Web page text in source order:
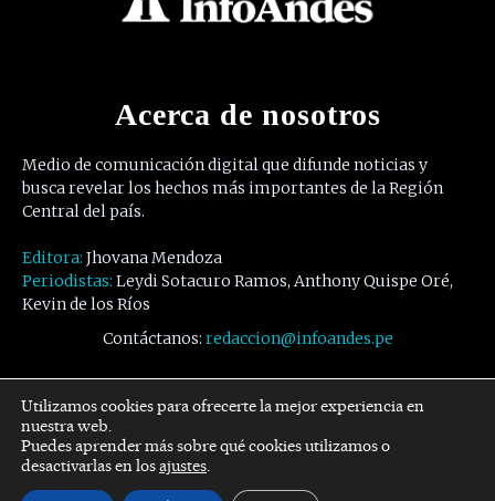
Acerca de nosotros
Medio de comunicación digital que difunde noticias y
busca revelar los hechos más importantes de la Región
Central del país.
Editora: Jhovana Mendoza
Periodistas: Leydi Sotacuro Ramos, Anthony Quispe Oré,
Kevin de los Ríos
Contáctanos: redaccion@infoandes.pe
Síguenos
Facebook Twitter Youtube
Utilizamos cookies para ofrecerte la mejor experiencia en
nuestra web.
Puedes aprender más sobre qué cookies utilizamos o
desactivarlas en losajustes.